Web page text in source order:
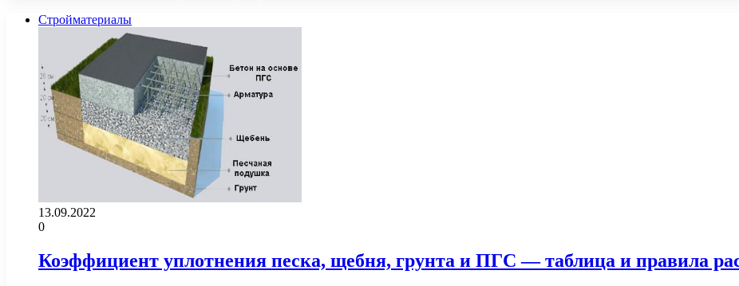
Стройматериалы
13.09.2022
0
Коэффициент уплотнения песка, щебня, грунта и ПГС — таблица и правила